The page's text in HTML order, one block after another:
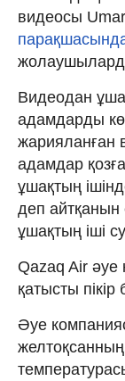
видеосы
Видеодан
адамдарды
жарияланған
адамдар
ұшақтың
деп
ұшақтың іші
Qazaq Air әуе
қатысты пікір
Әуе